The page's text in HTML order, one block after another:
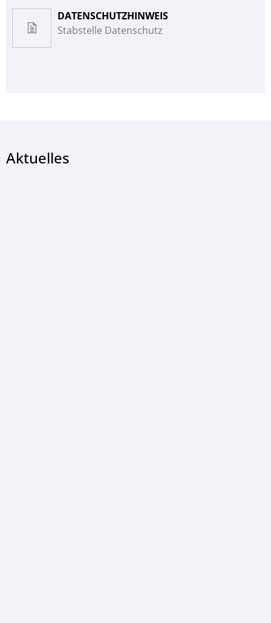
DATENSCHUTZHINWEIS
Stabstelle Datenschutz
Aktuelles